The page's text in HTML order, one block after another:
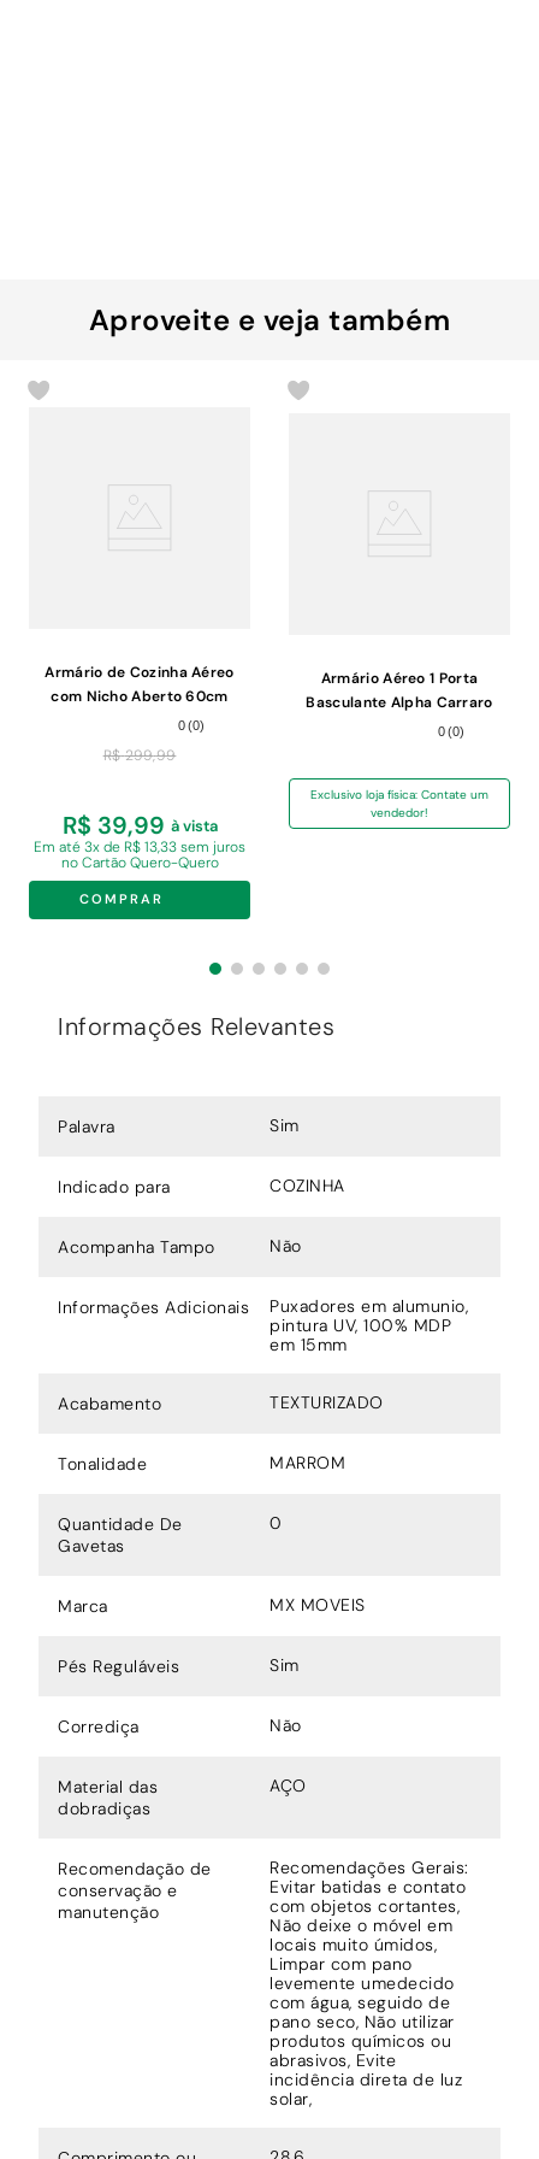
Aproveite e veja também
Armário de Cozinha Aéreo
com Nicho Aberto 60cm
Rustic Emilly Madesa
0(0)
R$ 299,99
R$ 39,99 à vista
Em até 3x de R$ 13,33 sem juros
no Cartão Quero-Quero
COMPRAR
Armário Aéreo 1 Porta
Basculante Alpha Carraro
Branco 80Cm
0(0)
Exclusivo loja física: Contate um
vendedor!
Informações Relevantes
Palavra Sim
Indicado para COZINHA
Acompanha Tampo Não
Informações Adicionais
Puxadores em alumunio,
pintura UV, 100% MDP
em 15mm
Acabamento TEXTURIZADO
Tonalidade MARROM
Quantidade De
Gavetas
0
Marca MX MOVEIS
Pés Reguláveis Sim
Corrediça Não
Material das
dobradiças
AÇO
Recomendação de
conservação e
manutenção
Recomendações Gerais:
Evitar batidas e contato
com objetos cortantes,
Não deixe o móvel em
locais muito úmidos,
Limpar com pano
levemente umedecido
com água, seguido de
pano seco, Não utilizar
produtos químicos ou
abrasivos, Evite
incidência direta de luz
solar,